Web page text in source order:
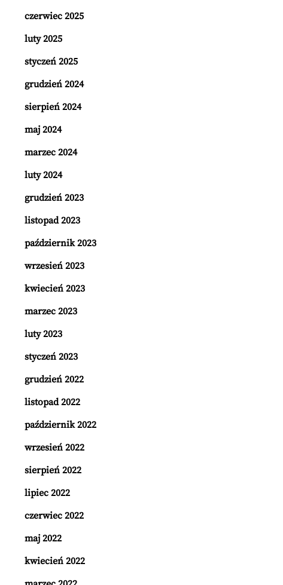
czerwiec 2025
luty 2025
styczeń 2025
grudzień 2024
sierpień 2024
maj 2024
marzec 2024
luty 2024
grudzień 2023
listopad 2023
październik 2023
wrzesień 2023
kwiecień 2023
marzec 2023
luty 2023
styczeń 2023
grudzień 2022
listopad 2022
październik 2022
wrzesień 2022
sierpień 2022
lipiec 2022
czerwiec 2022
maj 2022
kwiecień 2022